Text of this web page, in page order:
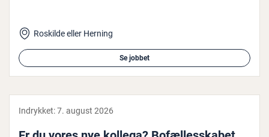
Roskilde eller Herning
Se jobbet
Indrykket:7. august 2026